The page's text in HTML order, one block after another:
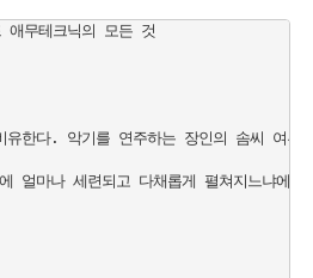
입금확인이 안되는 상황을 대비해 꼭 입금후 고객센터 연락바랍니다.
무테크닉의 모든 것
유한다. 악기를 연주하는 장인의 솜씨 여
얼마나 세련되고 다채롭게 펼쳐지느냐에